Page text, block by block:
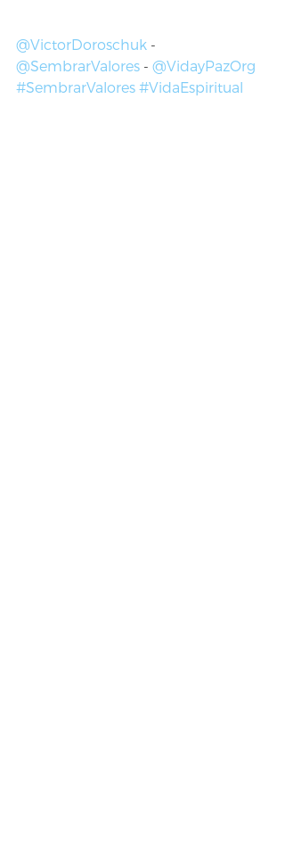
@VictorDoroschuk -
@SembrarValores - @VidayPazOrg
#SembrarValores #VidaEspiritual